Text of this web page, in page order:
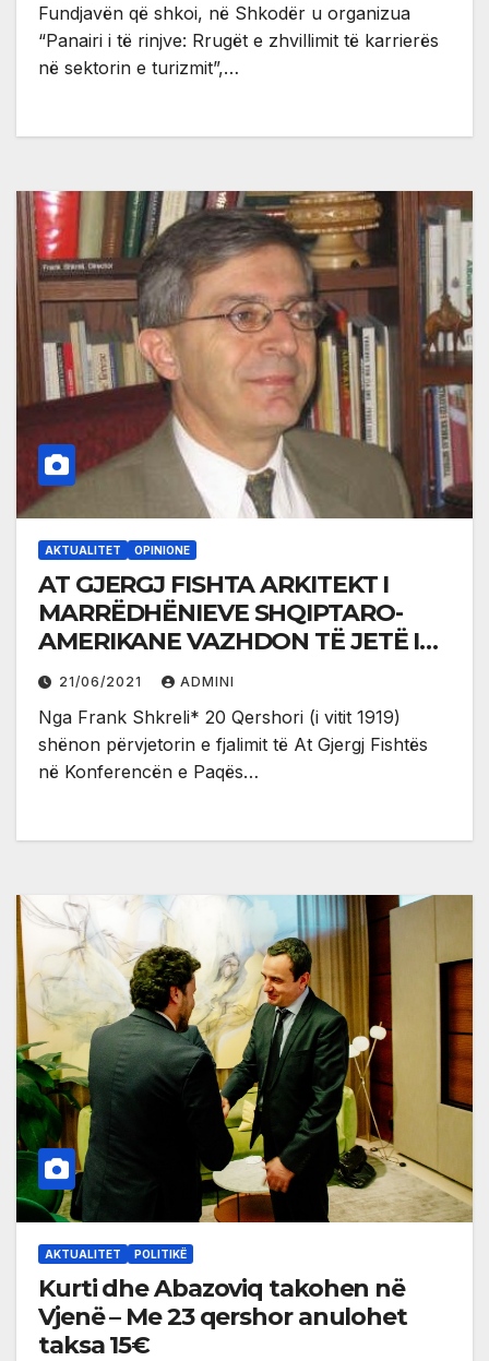
Fundjavën që shkoi, në Shkodër u organizua
“Panairi i të rinjve: Rrugët e zhvillimit të karrierës
në sektorin e turizmit”,…
AKTUALITET OPINIONE
AT GJERGJ FISHTA ARKITEKT I
MARRËDHËNIEVE SHQIPTARO-
AMERIKANE VAZHDON TË JETË I
PA DËSHIRUAR NË VENDIN E VET
21/06/2021 ADMINI
Nga Frank Shkreli* 20 Qershori (i vitit 1919)
shënon përvjetorin e fjalimit të At Gjergj Fishtës
në Konferencën e Paqës…
AKTUALITET POLITIKË
Kurti dhe Abazoviq takohen në
Vjenë – Me 23 qershor anulohet
taksa 15€